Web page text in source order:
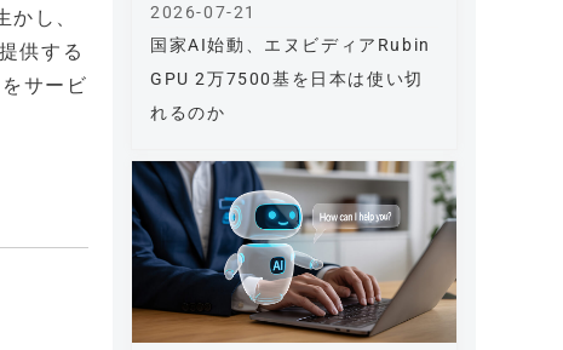
し、
供する
サービ
国家AI始動、エヌビディアRubin
GPU 2万7500基を日本は使い切
れるのか
2026-07-21